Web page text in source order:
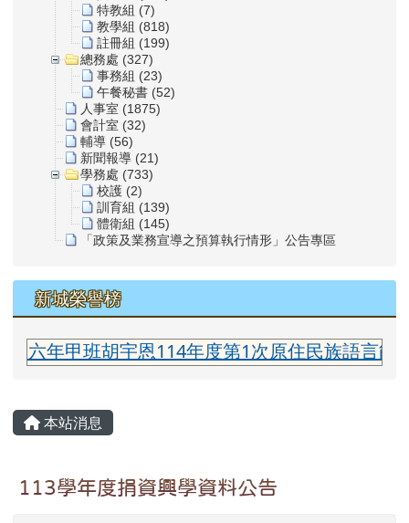
特教組 (7)
教學組 (818)
註冊組 (199)
總務處 (327)
事務組 (23)
午餐秘書 (52)
人事室 (1875)
會計室 (32)
輔導 (56)
新聞報導 (21)
學務處 (733)
校護 (2)
訓育組 (139)
體衛組 (145)
「政策及業務宣導之預算執行情形」公告專區
新城榮譽榜
年甲班胡宇恩114年度第1次原住民族語言能力
主內容區域
本站消息
113學年度捐資興學資料公告